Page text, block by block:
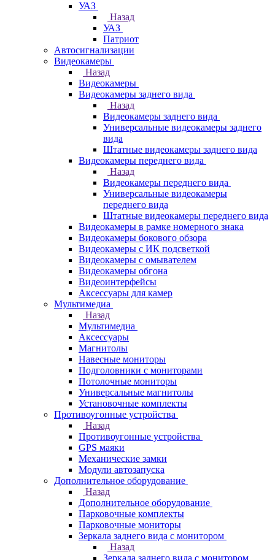
УАЗ
Назад
УАЗ
Патриот
Автосигнализации
Видеокамеры
Назад
Видеокамеры
Видеокамеры заднего вида
Назад
Видеокамеры заднего вида
Универсальные видеокамеры заднего
вида
Штатные видеокамеры заднего вида
Видеокамеры переднего вида
Назад
Видеокамеры переднего вида
Универсальные видеокамеры
переднего вида
Штатные видеокамеры переднего вида
Видеокамеры в рамке номерного знака
Видеокамеры бокового обзора
Видеокамеры с ИК подсветкой
Видеокамеры с омывателем
Видеокамеры обгона
Видеоинтерфейсы
Аксессуары для камер
Мультимедиа
Назад
Мультимедиа
Аксессуары
Магнитолы
Навесные мониторы
Подголовники с мониторами
Потолочные мониторы
Универсальные магнитолы
Установочные комплекты
Противоугонные устройства
Назад
Противоугонные устройства
GPS маяки
Механические замки
Модули автозапуска
Дополнительное оборудование
Назад
Дополнительное оборудование
Парковочные комплекты
Парковочные мониторы
Зеркала заднего вида с монитором
Назад
Зеркала заднего вида с монитором